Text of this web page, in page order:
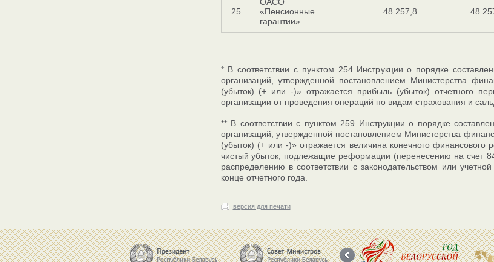
25
«Пенсионные
гарантии»
48 257,8 48
* В соответствии с пунктом 254 Инструкции о порядке
организаций, утвержденной постановлением Министерства
(убыток) (+ или -)» отражается прибыль (убыток) отчетного
организации от проведения операций по видам страхования и
** В соответствии с пунктом 259 Инструкции о порядке
организаций, утвержденной постановлением Министерства
(убыток) (+ или -)» отражается величина конечного финансового
чистый убыток, подлежащие реформации (перенесению на счет
распределению в соответствии с законодательством или
конце отчетного года.
версия для печати